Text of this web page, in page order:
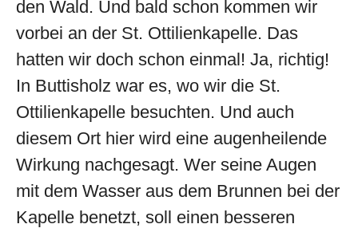
den Wald. Und bald schon kommen wir
vorbei an der St. Ottilienkapelle. Das
hatten wir doch schon einmal! Ja, richtig!
In Buttisholz war es, wo wir die St.
Ottilienkapelle besuchten. Und auch
diesem Ort hier wird eine augenheilende
Wirkung nachgesagt. Wer seine Augen
mit dem Wasser aus dem Brunnen bei der
Kapelle benetzt, soll einen besseren